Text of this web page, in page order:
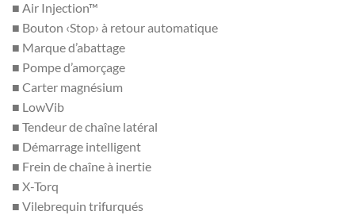
■ Air Injection™
■ Bouton ‹Stop› à retour automatique
■ Marque d’abattage
■ Pompe d’amorçage
■ Carter magnésium
■ LowVib
■ Tendeur de chaîne latéral
■ Démarrage intelligent
■ Frein de chaîne à inertie
■ X-Torq
■ Vilebrequin trifurqués